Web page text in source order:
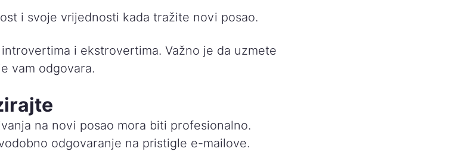
i svoje vrijednosti kada tražite novi posao.
i ekstrovertima. Važno je da uzmete
vam odgovara.
na novi posao mora biti profesionalno.
odgovaranje na pristigle e-mailove.